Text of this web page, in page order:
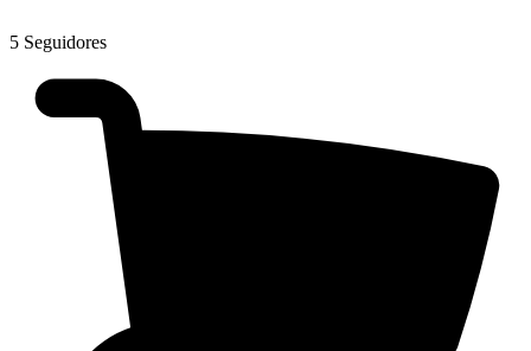
5 Seguidores